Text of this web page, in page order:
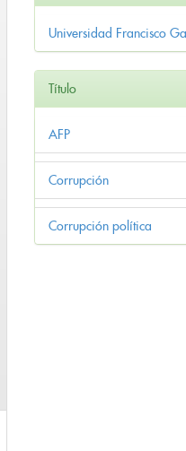
Universidad Francisco
Título
AFP
Corrupción
Corrupción política